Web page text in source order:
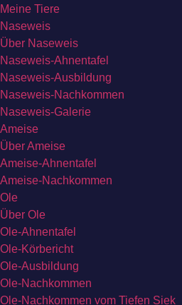
Meine Tiere
Naseweis
Über Naseweis
Naseweis-Ahnentafel
Naseweis-Ausbildung
Naseweis-Nachkommen
Naseweis-Galerie
Ameise
Über Ameise
Ameise-Ahnentafel
Ameise-Nachkommen
Ole
Über Ole
Ole-Ahnentafel
Ole-Körbericht
Ole-Ausbildung
Ole-Nachkommen
Ole-Nachkommen vom Tiefen Siek